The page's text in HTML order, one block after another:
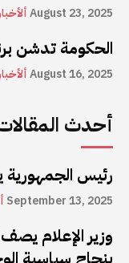
August 23, 2025
الحكومة تدشن
August 16, 2025
أحدث
رئيس
September 13, 2025
وزير الإعلام
بنجاح سياسية